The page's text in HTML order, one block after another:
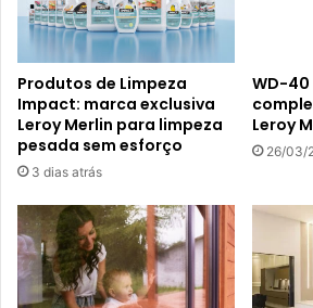
Produtos de Limpeza
Impact: marca exclusiva
Leroy Merlin para limpeza
pesada sem esforço
3 dias atrás
WD-40
Leroy
26/03/